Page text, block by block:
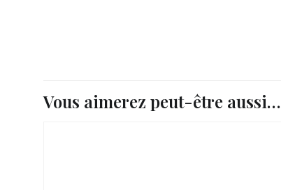
Vous aimerez peut-être aussi…